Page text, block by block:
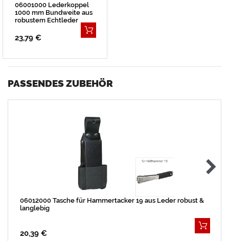
06001000 Lederkoppel
1000 mm Bundweite aus
robustem Echtleder
23,79 €
PASSENDES ZUBEHÖR
06012000 Tasche für Hammertacker 19 aus Leder robust &
langlebig
20,39 €